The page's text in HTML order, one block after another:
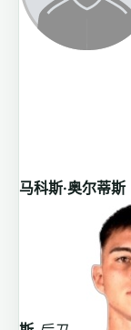
马科斯·奥尔蒂斯